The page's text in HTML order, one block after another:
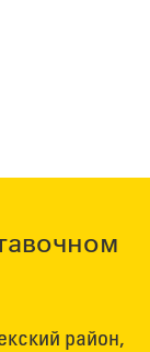
район,